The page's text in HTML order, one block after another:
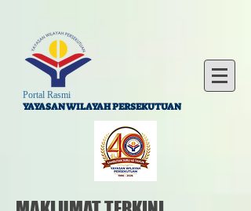
Portal Rasmi
YAYASAN WILAYAH PERSEKUTUAN